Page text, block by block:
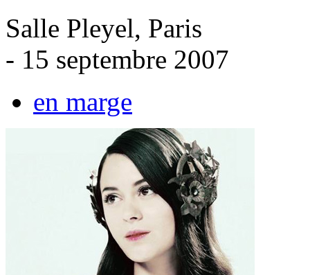
Salle Pleyel, Paris
- 15 septembre 2007
en marge